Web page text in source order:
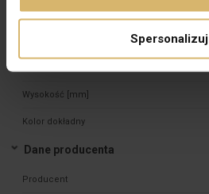
Spersonalizuj
Rodzina
Wysokość [mm]
Kolor dokładny
Dane producenta
Producent